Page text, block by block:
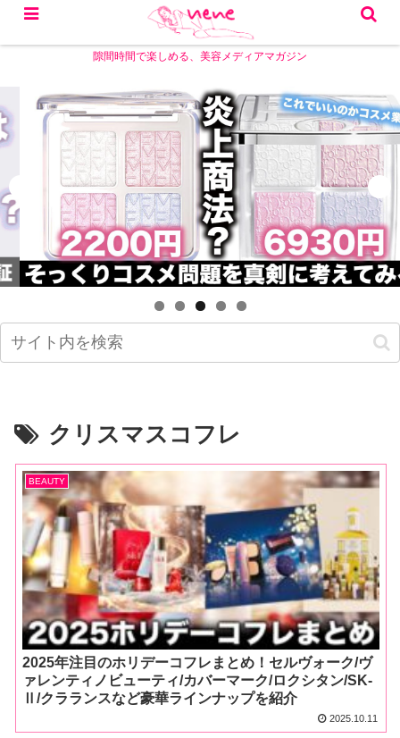
隙間時間で楽しめる、美容メディアマガジン
クリスマスコフレ
BEAUTY
2025年注目のホリデーコフレまとめ！セルヴォーク/ヴ
ァレンティノビューティ/カバーマーク/ロクシタン/SK-
Ⅱ/クラランスなど豪華ラインナップを紹介
2025.10.11